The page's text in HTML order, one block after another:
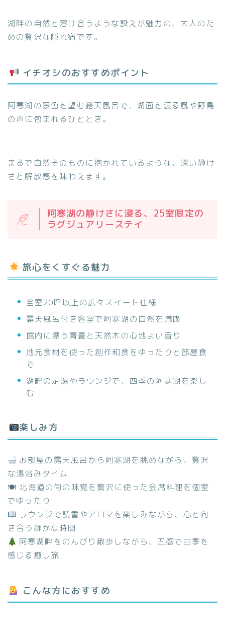
湖畔の自然と溶け合うような設えが魅力の、大人のた
めの贅沢な隠れ宿です。
イチオシのおすすめポイント
阿寒湖の景色を望む露天風呂で、湖面を渡る風や野鳥
の声に包まれるひととき。
まるで自然そのものに抱かれているような、深い静け
さと解放感を味わえます。
阿寒湖の静けさに浸る、25室限定の
ラグジュアリーステイ
旅心をくすぐる魅力
全室20坪以上の広々スイート仕様
露天風呂付き客室で阿寒湖の自然を満喫
館内に漂う青畳と天然木の心地よい香り
地元食材を使った創作和食をゆったりと部屋食
で
湖畔の足湯やラウンジで、四季の阿寒湖を楽し
む
楽しみ方
お部屋の露天風呂から阿寒湖を眺めながら、贅沢
な湯浴みタイム
🍽 北海道の旬の味覚を贅沢に使った会席料理を個室
でゆったり
ラウンジで読書やアロマを楽しみながら、心と向
き合う静かな時間
阿寒湖畔をのんびり散歩しながら、五感で四季を
感じる癒し旅
こんな方におすすめ